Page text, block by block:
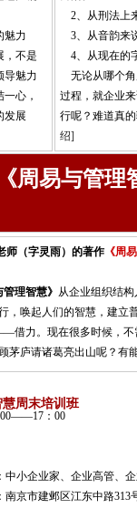
2、从刑法上
3、从音韵来
4、从现在的
无论从哪个角
过程，就企业
行呢？难道真的
绍]
魅力
，不是
导魅力
心，
发展
周易与管理
师（字灵雨）的著作 《周
理智慧》 从企业组织结
，唤起人们的智慧，建立
。现在很多时候，不需
茅庐请诸葛亮出山呢？有
周末培训班
00——17：00
中小企业家、企业高管、
南京市建邺区江东中路313